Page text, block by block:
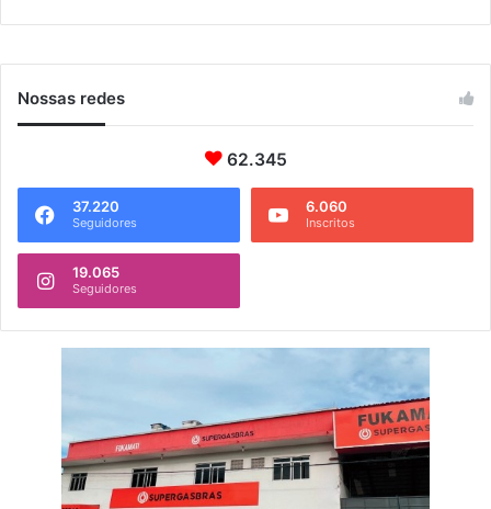
a
o
rNossas redes
62.345
37.220
Seguidores
6.060
Inscritos
19.065
Seguidores